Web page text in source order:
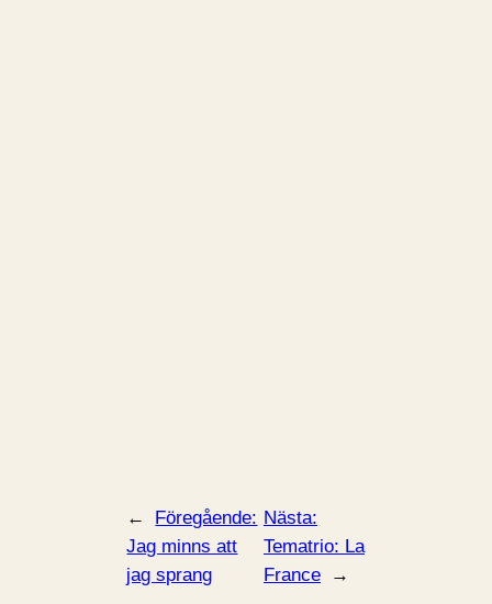
←
Föregående:
Jag minns att
jag sprang
Nästa:
Tematrio: La
France
→